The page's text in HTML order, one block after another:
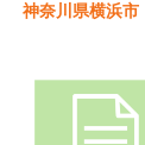
神奈川県横浜市